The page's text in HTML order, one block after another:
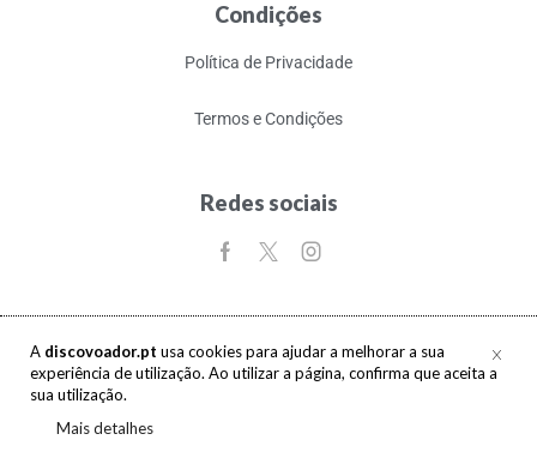
A discovoador.pt usa cookies para ajudar a melhorar a sua
experiência de utilização. Ao utilizar a página, confirma que aceita a
sua utilização.
Mais detalhes
Condições
Política de Privacidade
Termos e Condições
Redes sociais
Copyright © 2017-2026 discovoador. Todos os direitos reservados.